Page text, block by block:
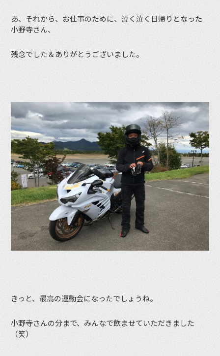
あ、それから、お仕事のために、泣く泣く日帰りとなった
小野寺さん、
残念でした＆ありがとうございました。
きっと、最高の運動会になったでしょうね。
小野寺さんの分まで、みんなで飲ませていただきました
（笑）